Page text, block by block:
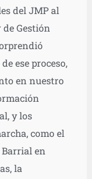
del JMP al
Gestión
ese proceso,
en nuestro
y los
como el
en
la